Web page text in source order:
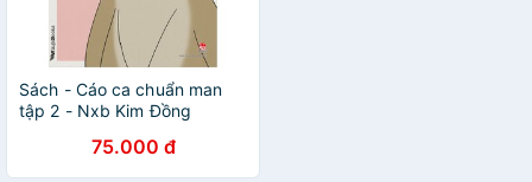
Sách - Cáo ca chuẩn man
tập 2 - Nxb Kim Đồng
75.000 đ